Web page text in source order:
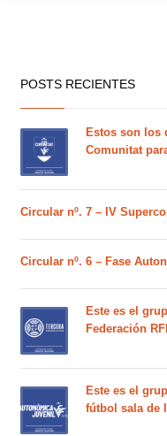
POSTS RECIENTES
Estos son los
Comunitat
Circular nº. 7 – IV
Circular nº. 6 – Fase
Este es el
Federación
Este es el
fútbol sala de